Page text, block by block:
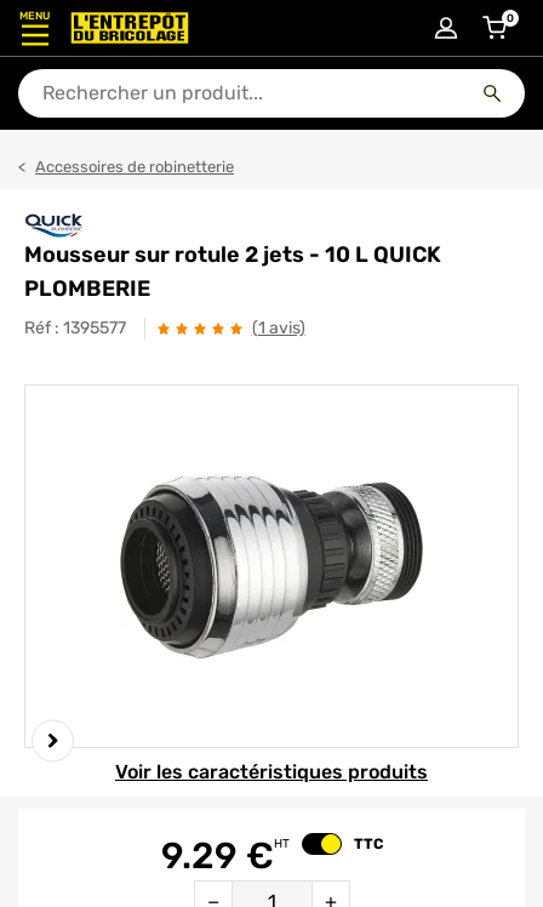
MENU
En quoi puis-je vous aider ?
0article
Accessoires de robinetterie
Mousseur sur rotule 2 jets - 10 L QUICK
PLOMBERIE
Réf : 1395577 (1 avis)
HT Changer le prix
TTC
9.29 €
− +
Element 1 sur 2
Voir les caractéristiques produits